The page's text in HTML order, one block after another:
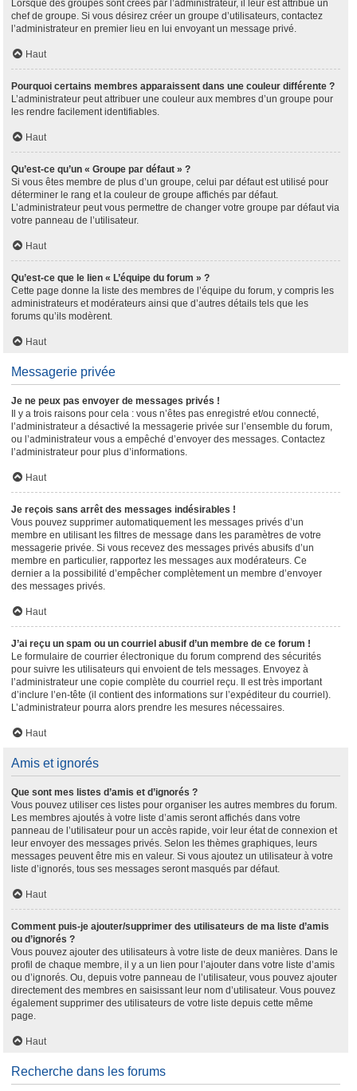
Lorsque des groupes sont créés par l’administrateur, il leur est attribué un
chef de groupe. Si vous désirez créer un groupe d’utilisateurs, contactez
l’administrateur en premier lieu en lui envoyant un message privé.
Haut
Pourquoi certains membres apparaissent dans une couleur différente ?
L’administrateur peut attribuer une couleur aux membres d’un groupe pour
les rendre facilement identifiables.
Haut
Qu’est-ce qu’un « Groupe par défaut » ?
Si vous êtes membre de plus d’un groupe, celui par défaut est utilisé pour
déterminer le rang et la couleur de groupe affichés par défaut.
L’administrateur peut vous permettre de changer votre groupe par défaut via
votre panneau de l’utilisateur.
Haut
Qu’est-ce que le lien « L’équipe du forum » ?
Cette page donne la liste des membres de l’équipe du forum, y compris les
administrateurs et modérateurs ainsi que d’autres détails tels que les
forums qu’ils modèrent.
Haut
Messagerie privée
Je ne peux pas envoyer de messages privés !
Il y a trois raisons pour cela : vous n’êtes pas enregistré et/ou connecté,
l’administrateur a désactivé la messagerie privée sur l’ensemble du forum,
ou l’administrateur vous a empêché d’envoyer des messages. Contactez
l’administrateur pour plus d’informations.
Haut
Je reçois sans arrêt des messages indésirables !
Vous pouvez supprimer automatiquement les messages privés d’un
membre en utilisant les filtres de message dans les paramètres de votre
messagerie privée. Si vous recevez des messages privés abusifs d’un
membre en particulier, rapportez les messages aux modérateurs. Ce
dernier a la possibilité d’empêcher complètement un membre d’envoyer
des messages privés.
Haut
J’ai reçu un spam ou un courriel abusif d’un membre de ce forum !
Le formulaire de courrier électronique du forum comprend des sécurités
pour suivre les utilisateurs qui envoient de tels messages. Envoyez à
l’administrateur une copie complète du courriel reçu. Il est très important
d’inclure l’en-tête (il contient des informations sur l’expéditeur du courriel).
L’administrateur pourra alors prendre les mesures nécessaires.
Haut
Amis et ignorés
Que sont mes listes d’amis et d’ignorés ?
Vous pouvez utiliser ces listes pour organiser les autres membres du forum.
Les membres ajoutés à votre liste d’amis seront affichés dans votre
panneau de l’utilisateur pour un accès rapide, voir leur état de connexion et
leur envoyer des messages privés. Selon les thèmes graphiques, leurs
messages peuvent être mis en valeur. Si vous ajoutez un utilisateur à votre
liste d’ignorés, tous ses messages seront masqués par défaut.
Haut
Comment puis-je ajouter/supprimer des utilisateurs de ma liste d’amis
ou d’ignorés ?
Vous pouvez ajouter des utilisateurs à votre liste de deux manières. Dans le
profil de chaque membre, il y a un lien pour l’ajouter dans votre liste d’amis
ou d’ignorés. Ou, depuis votre panneau de l’utilisateur, vous pouvez ajouter
directement des membres en saisissant leur nom d’utilisateur. Vous pouvez
également supprimer des utilisateurs de votre liste depuis cette même
page.
Haut
Recherche dans les forums